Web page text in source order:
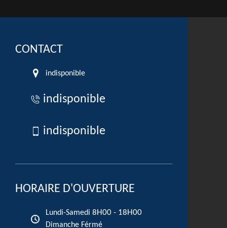
CONTACT
indisponible
indisponible
indisponible
HORAIRE D'OUVERTURE
Lundi-Samedi 8H00 - 18H00
Dimanche Férmé